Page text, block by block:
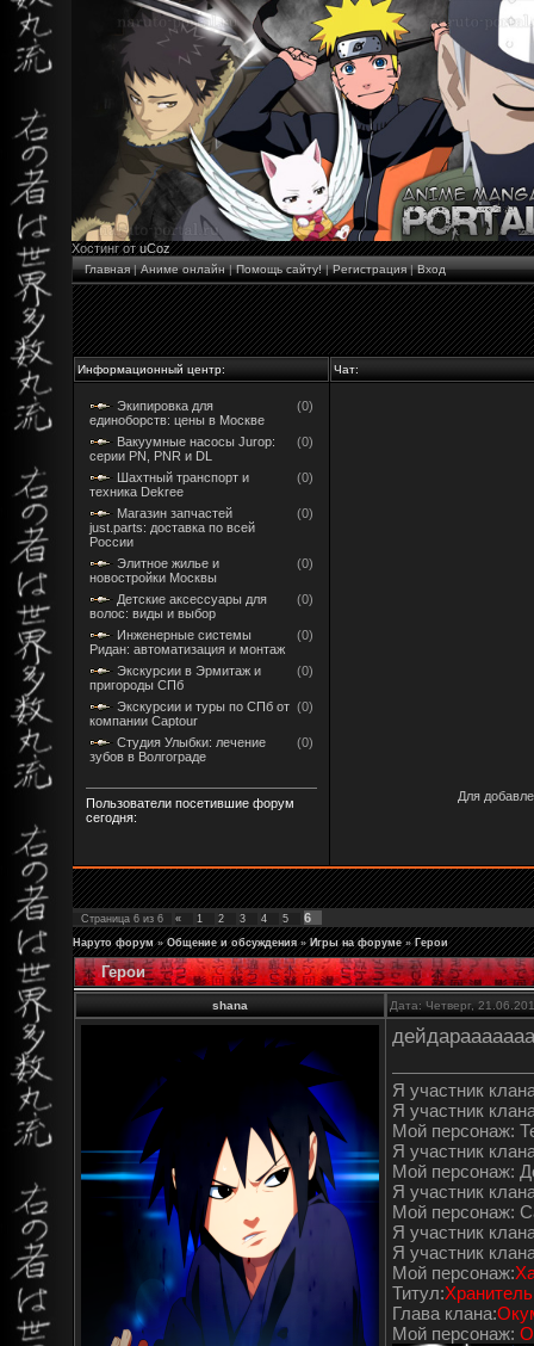
Хостинг отuCoz
Главная|Аниме онлайн|Помощь сайту!|Регистрация|Вход
Информационный центр: Чат:
Экипировка для
единоборств: цены в Москве
(0)
Вакуумные насосы Jurop:
серии PN, PNR и DL
(0)
Шахтный транспорт и
техника Dekree
(0)
Магазин запчастей
just.parts: доставка по всей
России
(0)
Элитное жилье и
новостройки Москвы
(0)
Детские аксессуары для
волос: виды и выбор
(0)
Инженерные системы
Ридан: автоматизация и монтаж
(0)
Экскурсии в Эрмитаж и
пригороды СПб
(0)
Экскурсии и туры по СПб от
компании Captour
(0)
Студия Улыбки: лечение
зубов в Волгограде
(0)
Пользователи посетившие форум
сегодня:
Для
Страница 6 из 6 « 1 2 3 4 5 6
Наруто форум » Общение и обсуждения » Игры на форуме » Герои
Герои
shana Дата: Четверг,
Я участник
Я участник
Мой персонаж:
Я участник
Мой персонаж:
Я участник
Мой персонаж:
Я участник
Я участник
Мой персонаж:
Титул:
Глава клана:
Мой персонаж: